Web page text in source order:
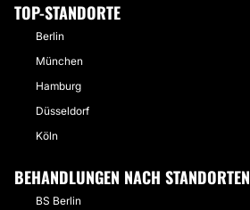
TOP-STANDORTE
Berlin
München
Hamburg
Düsseldorf
Köln
BEHANDLUNGEN NACH STANDORTEN
BS Berlin